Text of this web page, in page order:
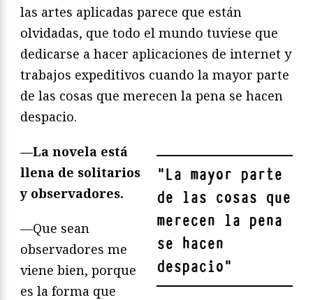
las artes aplicadas parece que están
olvidadas, que todo el mundo tuviese que
dedicarse a hacer aplicaciones de internet y
trabajos expeditivos cuando la mayor parte
de las cosas que merecen la pena se hacen
despacio.
"La mayor parte
de las cosas que
merecen la pena
se hacen
despacio"
—La novela está
llena de solitarios
y observadores.
—Que sean
observadores me
viene bien, porque
es la forma que